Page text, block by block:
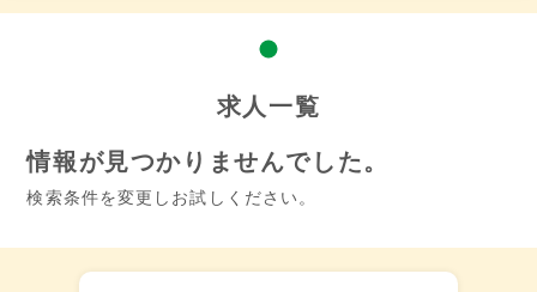
求人一覧
情報が見つかりませんでした。
検索条件を変更しお試しください。